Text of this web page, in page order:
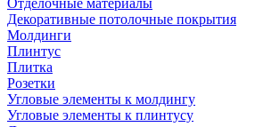
Отделочные материалы
Декоративные потолочные покрытия
Молдинги
Плинтус
Плитка
Розетки
Угловые элементы к молдингу
Угловые элементы к плинтусу